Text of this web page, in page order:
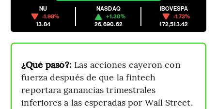
NU
-1.98%
13.84
NASDAQ
+1.30%
26,690.62
IBOVESPA
-1.73%
172,513.42
¿Qué pasó?: Las acciones cayeron con
fuerza después de que la fintech
reportara ganancias trimestrales
inferiores a las esperadas por Wall Street.